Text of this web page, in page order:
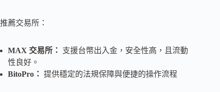
推薦交易所：
MAX 交易所：
支援台幣出入金，安全性高，且流動
性良好。
BitoPro： 提供穩定的法規保障與便捷的操作流程